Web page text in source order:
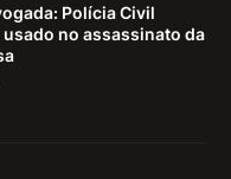
Polícia Civil
no assassinato da